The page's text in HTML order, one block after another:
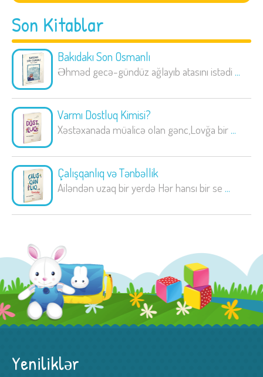
Son Kitablar
Bakıdakı Son Osmanlı
Əhməd gecə-gündüz ağlayıb atasını istədi ...
Varmı Dostluq Kimisi?
Xəstəxanada müalicə olan gənc,Lovğa bir ...
Çalışqanlıq və Tənbəllik
Ailəndən uzaq bir yerdə Hər hansı bir se ...
Yeniliklər